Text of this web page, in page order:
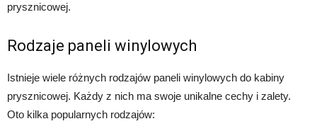
prysznicowej.
Rodzaje paneli winylowych
Istnieje wiele różnych rodzajów paneli winylowych do kabiny
prysznicowej. Każdy z nich ma swoje unikalne cechy i zalety.
Oto kilka popularnych rodzajów: